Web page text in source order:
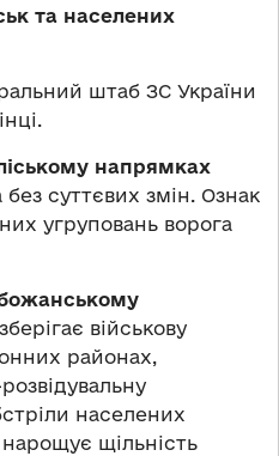
та населених
штаб ЗС України
напрямках
без суттєвих змін. Ознак
угруповань ворога
військову
районах,
населених
нарощує щільність